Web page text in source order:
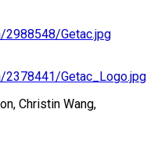
Getac.jpg
Getac_Logo.jpg
Christin Wang,